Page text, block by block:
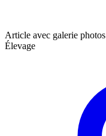
Article avec galerie photos
Élevage